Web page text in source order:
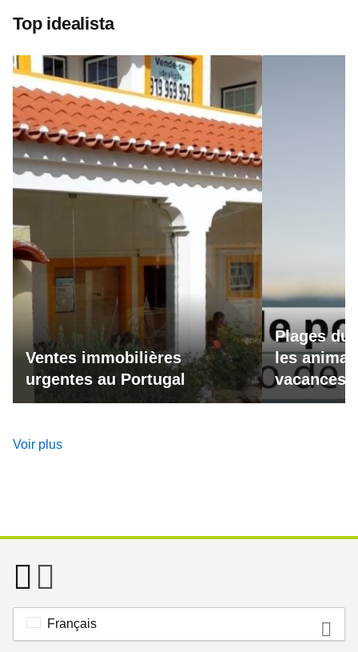
Top idealista
Ventes immobilières
urgentes au Portugal
Plages du
les
vacances
Voir plus
Français